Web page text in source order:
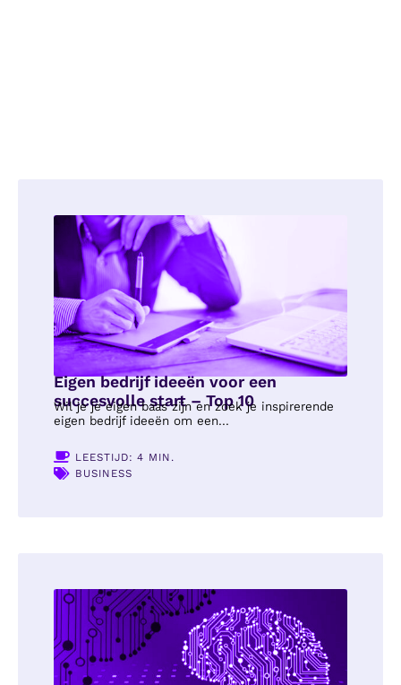
Eigen bedrijf ideeën voor een
succesvolle start – Top 10
Wil je je eigen baas zijn en zoek je inspirerende
eigen bedrijf ideeën om een...
LEESTIJD: 4 MIN.
BUSINESS